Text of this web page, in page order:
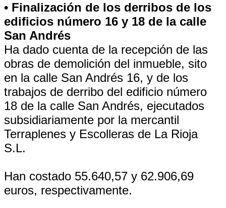
• Finalización de los derribos de los
edificios número 16 y 18 de la calle
San Andrés
Ha dado cuenta de la recepción de las
obras de demolición del inmueble, sito
en la calle San Andrés 16, y de los
trabajos de derribo del edificio número
18 de la calle San Andrés, ejecutados
subsidiariamente por la mercantil
Terraplenes y Escolleras de La Rioja
S.L.
Han costado 55.640,57 y 62.906,69
euros, respectivamente.